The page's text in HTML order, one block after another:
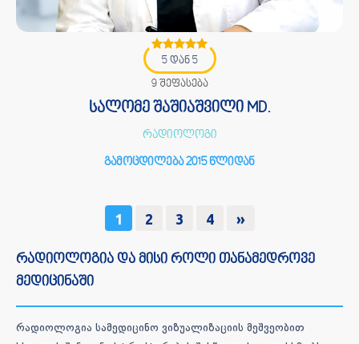
5 დან 5
9 შეფასება
სალომე შაშიაშვილი MD.
რადიოლოგი
გამოცდილება 2015 წლიდან
1 2 3 4 »
რადიოლოგია და მისი როლი თანამედროვე
მედიცინაში
რადიოლოგია სამედიცინო ვიზუალიზაციის მეშვეობით